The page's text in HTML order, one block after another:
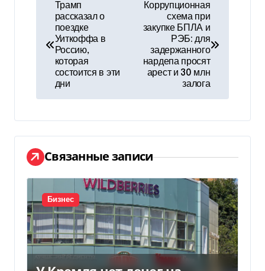
в
г
а
ц
и
я
п
о
Трамп
рассказал о
поездке
Уиткоффа в
Россию,
которая
состоится в эти
дни
Коррупционная
схема при
закупке БПЛА и
РЭБ: для
задержанного
нардепа просят
арест и 30 млн
залога
Связанные записи
Бизнес